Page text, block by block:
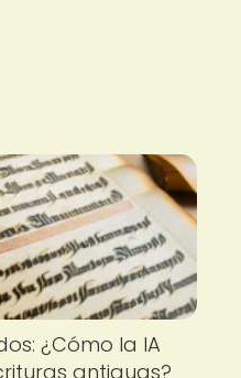
¿Cómo la IA
antiguas?